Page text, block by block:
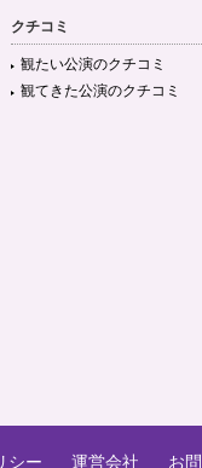
クチコミ
観たい公演のクチコミ
観てきた公演のクチコミ
シー 運営会社 お